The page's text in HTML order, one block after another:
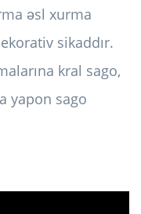
əsl xurma
sikaddır.
kral sago,
yapon sago